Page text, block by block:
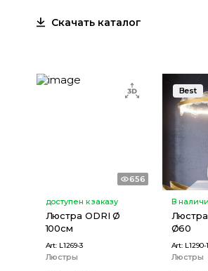
Скачать каталог
656
доступен к заказу
Люстра ODRI Ø
100см
Art: L1269-3
Люстры
Best
В
Ø60
Art: L1290-
Люстры